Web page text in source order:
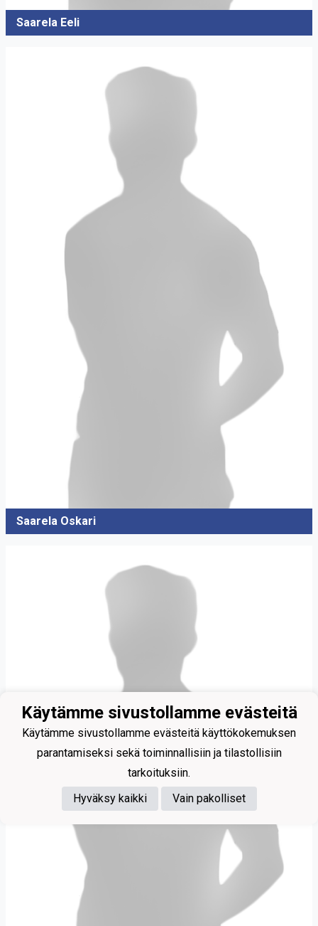
Saarela Eeli
Saarela Oskari
Käytämme sivustollamme evästeitä
Käytämme sivustollamme evästeitä käyttökokemuksen
parantamiseksi sekä toiminnallisiin ja tilastollisiin
tarkoituksiin.
Hyväksy kaikki
Vain pakolliset